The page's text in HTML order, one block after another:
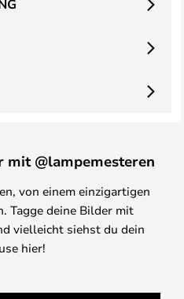
mit @lampemesteren
von einem einzigartigen
Tagge deine Bilder mit
vielleicht siehst du dein
hier!